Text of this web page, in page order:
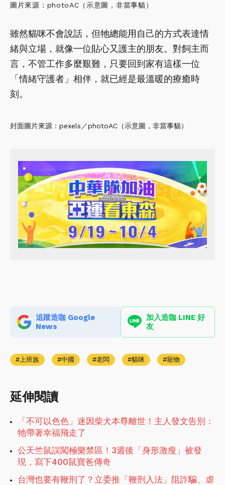
圖片來源：photoAC（示意圖，非當事貓）
雖然貓咪不會說話，但牠總能用自己的方式表達情
緒與立場，就像一位貼心又護主的朋友。對飼主而
言，不管工作多麼艱難，只要回到家有這樣一位
「情緒守護者」相伴，就已經是最溫暖的療癒時
刻。
封面圖片來源：pexels／photoAC（示意圖，非當事貓）
追蹤造咖 Google
News
加入造咖 LINE 好
友
上班族 中國 老闆 貓咪 寵物
延伸閱讀
「不可以色色」迷因柴犬本尊離世！主人發文告別：
牠帶著幸福飛走了
公天竺鼠誤闖極樂禁區！3週後「身形激瘦」被發
現，寫下400鼠寶爸傳奇
台灣也要有鞭刑了？立委推「鞭刑入法」阻詐騙、虐